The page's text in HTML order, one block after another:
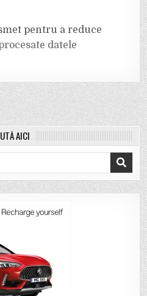
pentru a reduce
datele
AICI